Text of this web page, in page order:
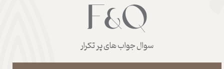
سوال جواب های پر تکرار